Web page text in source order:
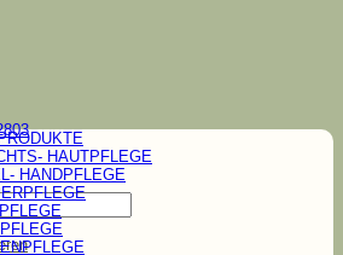
HAUTPFLEGE
HANDPFLEGE